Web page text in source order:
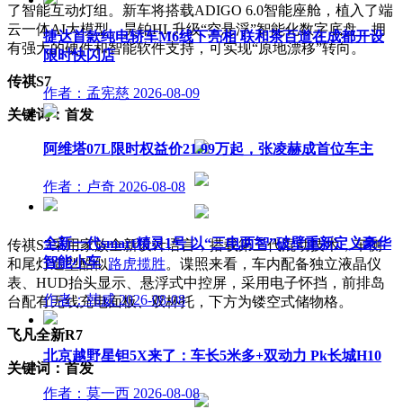
了智能互动灯组。新车将搭载ADIGO 6.0智能座舱，植入了端
云一体AI大模型。昊铂HL升级“空悬浮”智能化数字底盘，拥
有强大的硬件和智能软件支持，可实现“原地漂移”转向。
传祺S7
关键词：首发
传祺S7采用家族全新设计语言，搭载第三代混动技术，车侧
和尾灯造型酷似路虎揽胜。谍照来看，车内配备独立液晶仪
表、HUD抬头显示、悬浮式中控屏，采用电子怀挡，前排岛
台配有无线充电面板、双杯托，下方为镂空式储物格。
飞凡全新R7
关键词：首发
捷达首款纯电轿车M6线下亮相 联和茶百道在成都开设
限时快闪店
作者：孟宪慈 2026-08-09
阿维塔07L限时权益价21.99万起，张凌赫成首位车主
作者：卢奇 2026-08-08
全新一代smart精灵1号 以“三电两智”破壁重新定义豪华
智能小车
作者：韩威 2026-08-08
北京越野星钽5X来了：车长5米多+双动力 Pk长城H10
作者：莫一西 2026-08-08